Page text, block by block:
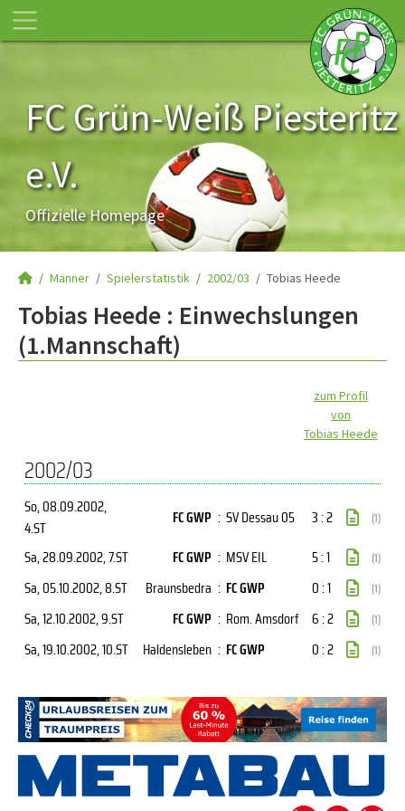
FC Grün-Weiß Piesteritz
e.V.
Offizielle Homepage
Männer Spielerstatistik 2002/03 Tobias Heede
Tobias Heede : Einwechslungen
(1.Mannschaft)
zum Profil
von
Tobias Heede
2002/03
So, 08.09.2002,
4.ST
FC GWP : SV Dessau 05 3 : 2 (1)
Sa, 28.09.2002, 7.ST FC GWP : MSV EIL 5 : 1 (1)
Sa, 05.10.2002, 8.ST Braunsbedra : FC GWP 0 : 1 (1)
Sa, 12.10.2002, 9.ST FC GWP : Rom. Amsdorf 6 : 2 (1)
Sa, 19.10.2002, 10.ST Haldensleben : FC GWP 0 : 2 (1)